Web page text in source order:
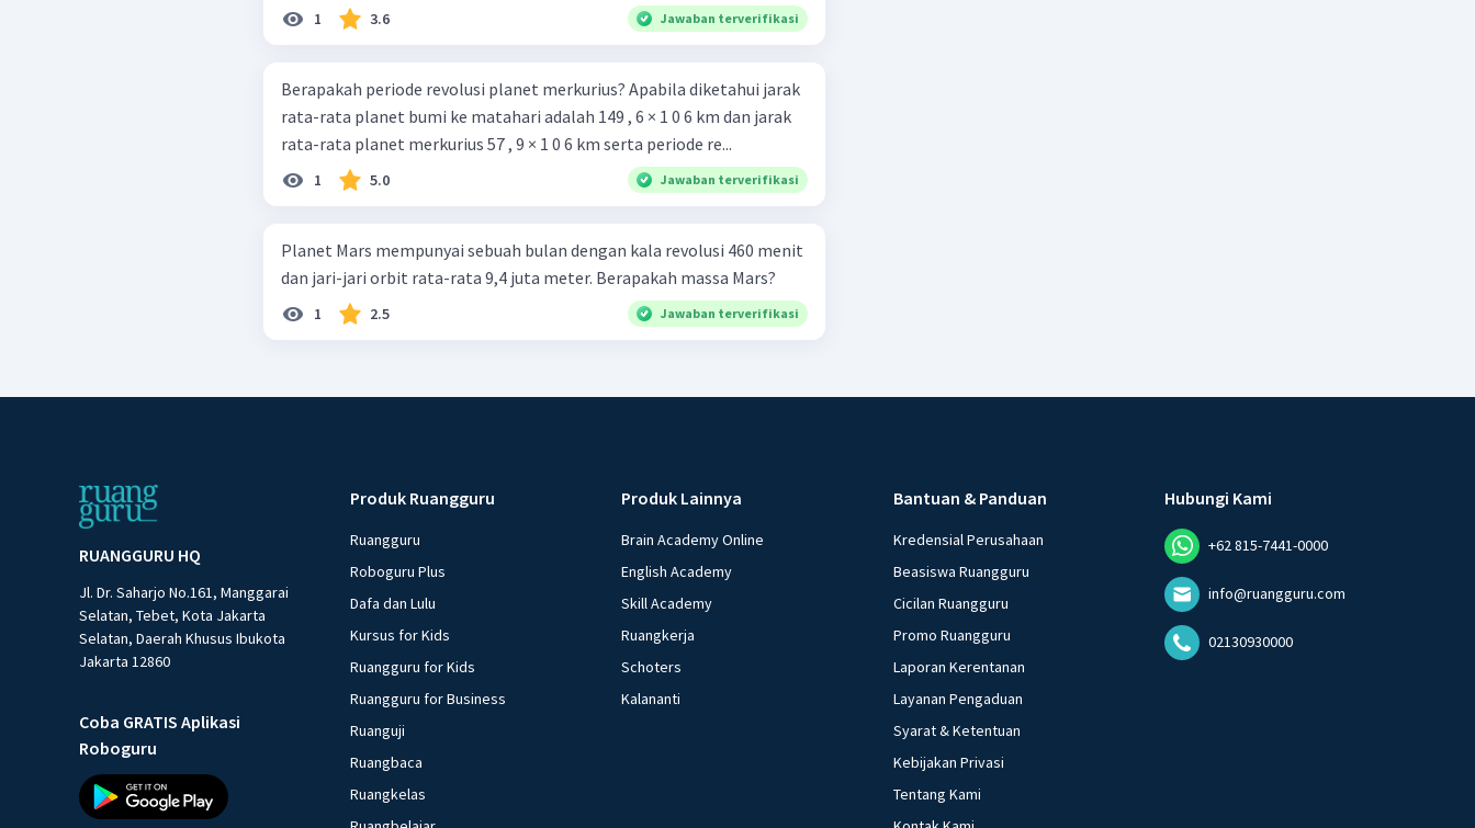
1 3.6 Jawaban terverifikasi
Berapakah periode revolusi planet merkurius? Apabila diketahui jarak
rata-rata planet bumi ke matahari adalah 149 , 6 × 1 0 6 km dan jarak
rata-rata planet merkurius 57 , 9 × 1 0 6 km serta periode re...
1 5.0 Jawaban terverifikasi
Planet Mars mempunyai sebuah bulan dengan kala revolusi 460 menit
dan jari-jari orbit rata-rata 9,4 juta meter. Berapakah massa Mars?
1 2.5 Jawaban terverifikasi
RUANGGURU HQ
Jl. Dr. Saharjo No.161, Manggarai
Selatan, Tebet, Kota Jakarta
Selatan, Daerah Khusus Ibukota
Jakarta 12860
Coba GRATIS Aplikasi
Roboguru
Produk Ruangguru
Ruangguru
Roboguru Plus
Dafa dan Lulu
Kursus for Kids
Ruangguru for Kids
Ruangguru for Business
Ruanguji
Ruangbaca
Ruangkelas
Produk Lainnya
Brain Academy Online
English Academy
Skill Academy
Ruangkerja
Schoters
Kalananti
Bantuan & Panduan
Kredensial Perusahaan
Beasiswa Ruangguru
Cicilan Ruangguru
Promo Ruangguru
Laporan Kerentanan
Layanan Pengaduan
Syarat & Ketentuan
Kebijakan Privasi
Tentang Kami
Hubungi Kami
+62 815-7441-0000
info@ruangguru.com
02130930000